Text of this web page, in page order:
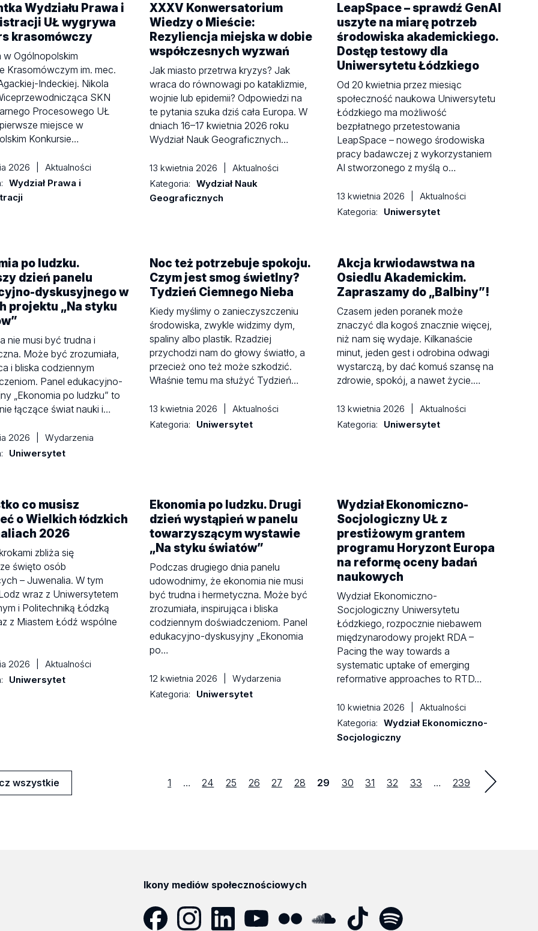
Wydziału Prawa i
UŁ wygrywa
krasomówczy
w Ogólnopolskim
Krasomówczym im. mec.
Indeckiej. Nikola
SKN
Procesowego UŁ
miejsce w
Konkursie…
2026
Aktualności
Wydział Prawa i
XXXV Konwersatorium
Wiedzy o Mieście:
Rezyliencja miejska w dobie
współczesnych wyzwań
Jak miasto przetrwa kryzys? Jak
wraca do równowagi po kataklizmie,
wojnie lub epidemii? Odpowiedzi na
te pytania szuka dziś cała Europa. W
dniach 16–17 kwietnia 2026 roku
Wydział Nauk Geograficznych…
13 kwietnia 2026
Aktualności
Kategoria: Wydział Nauk
Geograficznych
LeapSpace – sprawdź GenAI
uszyte na miarę potrzeb
środowiska akademickiego.
Dostęp testowy dla
Uniwersytetu Łódzkiego
Od 20 kwietnia przez miesiąc
społeczność naukowa Uniwersytetu
Łódzkiego ma możliwość
bezpłatnego przetestowania
LeapSpace – nowego środowiska
pracy badawczej z wykorzystaniem
AI stworzonego z myślą o…
13 kwietnia 2026
Aktualności
Kategoria:
Uniwersytet
po ludzku.
dzień panelu
dyskusyjnego w
projektu „Na styku
nie musi być trudna i
Może być zrozumiała,
i bliska codziennym
Panel edukacyjno-
„Ekonomia po ludzku” to
łączące świat nauki i…
2026
Wydarzenia
Uniwersytet
Noc też potrzebuje spokoju.
Czym jest smog świetlny?
Tydzień Ciemnego Nieba
Kiedy myślimy o zanieczyszczeniu
środowiska, zwykle widzimy dym,
spaliny albo plastik. Rzadziej
przychodzi nam do głowy światło, a
przecież ono też może szkodzić.
Właśnie temu ma służyć Tydzień…
13 kwietnia 2026
Aktualności
Kategoria:
Uniwersytet
Akcja krwiodawstwa na
Osiedlu Akademickim.
Zapraszamy do „Balbiny”!
Czasem jeden poranek może
znaczyć dla kogoś znacznie więcej,
niż nam się wydaje. Kilkanaście
minut, jeden gest i odrobina odwagi
wystarczą, by dać komuś szansę na
zdrowie, spokój, a nawet życie.…
13 kwietnia 2026
Aktualności
Kategoria:
Uniwersytet
co musisz
o Wielkich łódzkich
2026
zbliża się
święto osób
– Juwenalia. W tym
wraz z Uniwersytetem
i Politechniką Łódzką
z Miastem Łódź wspólne
2026
Aktualności
Uniwersytet
Ekonomia po ludzku. Drugi
dzień wystąpień w panelu
towarzyszącym wystawie
„Na styku światów”
Podczas drugiego dnia panelu
udowodnimy, że ekonomia nie musi
być trudna i hermetyczna. Może być
zrozumiała, inspirująca i bliska
codziennym doświadczeniom. Panel
edukacyjno-dyskusyjny „Ekonomia
po…
12 kwietnia 2026
Wydarzenia
Kategoria:
Uniwersytet
Wydział Ekonomiczno-
Socjologiczny UŁ z
prestiżowym grantem
programu Horyzont Europa
na reformę oceny badań
naukowych
Wydział Ekonomiczno-
Socjologiczny Uniwersytetu
Łódzkiego, rozpocznie niebawem
międzynarodowy projekt RDA –
Pacing the way towards a
systematic uptake of emerging
reformative approaches to RTD…
10 kwietnia 2026
Aktualności
Kategoria: Wydział Ekonomiczno-
Socjologiczny
wszystkie
poprzedni
Strona
1 first… Strona
24 Strona
25 Strona
26 Strona
27 Strona
28 29 Strona
30 Strona
31 Strona
32 Strona
33 … Strona
239last
Ikony mediów społecznościowych